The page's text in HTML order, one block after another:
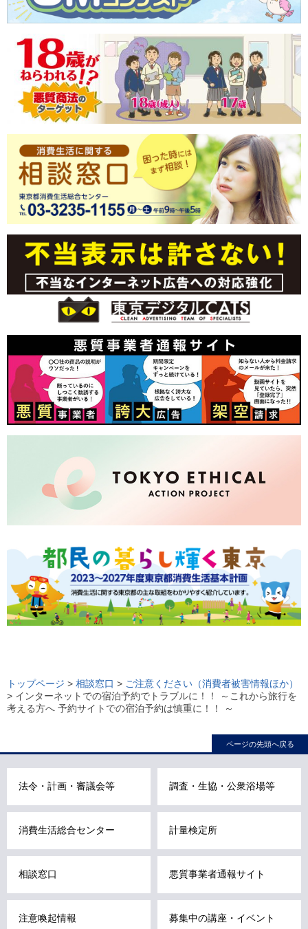
ー
カ
ル
ビ
こ
ま
す
トップページ > 相談窓口 > ご注意ください（消費者被害情報ほか）
> インターネットでの宿泊予約でトラブルに！！ ～これから旅行を
考える方へ 予約サイトでの宿泊予約は慎重に！！ ～
ページの先頭へ戻る
法令・計画・審議会等 調査・生協・公衆浴場等
消費生活総合センター 計量検定所
相談窓口 悪質事業者通報サイト
注意喚起情報 募集中の講座・イベント